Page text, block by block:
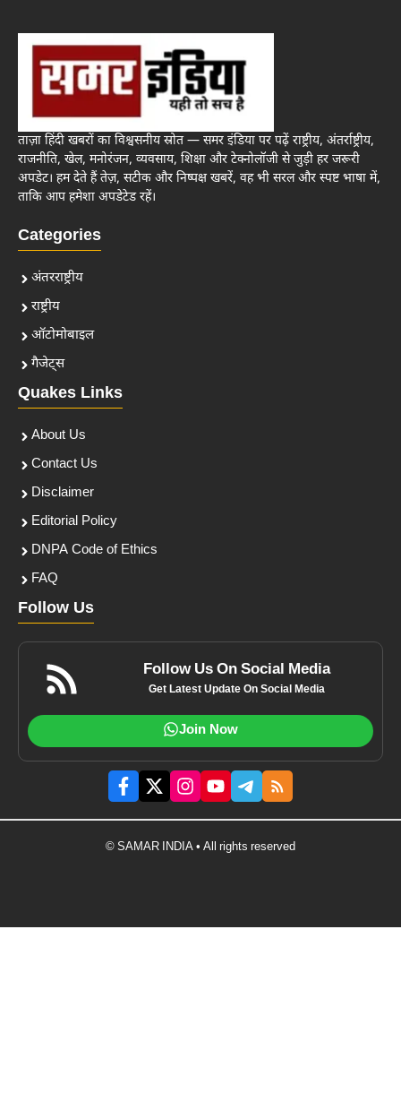
ताज़ा हिंदी खबरों का विश्वसनीय स्रोत — समर इंडिया पर पढ़ें राष्ट्रीय, अंतर्राष्ट्रीय,
राजनीति, खेल, मनोरंजन, व्यवसाय, शिक्षा और टेक्नोलॉजी से जुड़ी हर जरूरी
अपडेट। हम देते हैं तेज़, सटीक और निष्पक्ष खबरें, वह भी सरल और स्पष्ट भाषा में,
ताकि आप हमेशा अपडेटेड रहें।
Categories
अंतरराष्ट्रीय
राष्ट्रीय
ऑटोमोबाइल
गैजेट्स
Quakes Links
About Us
Contact Us
Disclaimer
Editorial Policy
DNPA Code of Ethics
FAQ
Follow Us
Follow Us On Social Media
Get Latest Update On Social Media
Join Now
© SAMAR INDIA • All rights reserved